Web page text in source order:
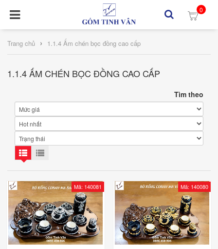
0
Trang chủ › 1.1.4 Ấm chén bọc đồng cao cấp
1.1.4 ẤM CHÉN BỌC ĐỒNG CAO CẤP
Tìm theo
Mã: 140081 Mã: 140080